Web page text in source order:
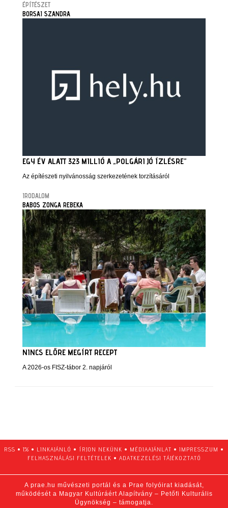
ÉPÍTÉSZET
BORSAI SZANDRA
EGY ÉV ALATT 323 MILLIÓ A „POLGÁRI JÓ ÍZLÉSRE”
Az építészeti nyilvánosság szerkezetének torzításáról
IRODALOM
BABOS ZONGA REBEKA
NINCS ELŐRE MEGÍRT RECEPT
A 2026-os FISZ-tábor 2. napjáról
RSS • 1% • LINKAJÁNLÓ • ÍRJON NEKÜNK • MÉDIAAJÁNLAT • IMPRESSZUM •
FELHASZNÁLÁSI FELTÉTELEK • ADATKEZELÉSI TÁJÉKOZTATÓ
A prae.hu művészeti portál és a Prae folyóirat kiadását,
működését a Magyar Kultúráért Alapítvány – Petőfi Kulturális
Ügynökség – támogatja.